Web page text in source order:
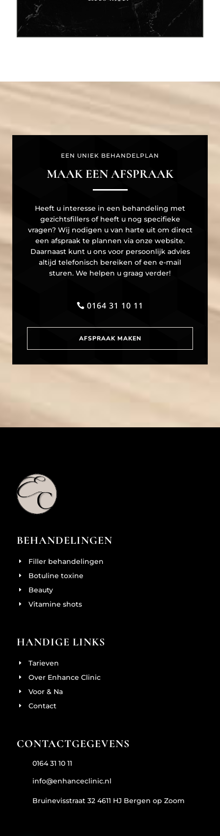
EEN UNIEK BEHANDELPLAN
MAAK EEN AFSPRAAK
Heeft u interesse in een behandeling met
gezichtsfillers of heeft u nog specifieke
vragen? Wij nodigen u van harte uit om direct
een afspraak te plannen via onze website.
Daarnaast kunt u ons voor persoonlijk advies
altijd telefonisch bereiken of een e-mail
sturen. We helpen u graag verder!
0164 31 10 11
AFSPRAAK MAKEN
BEHANDELINGEN
Filler behandelingen
Botuline toxine
Beauty
Vitamine shots
HANDIGE LINKS
Tarieven
Over Enhance Clinic
Voor & Na
Contact
CONTACTGEGEVENS
0164 31 10 11
info@enhanceclinic.nl
Bruinevisstraat 32 4611 HJ Bergen op Zoom